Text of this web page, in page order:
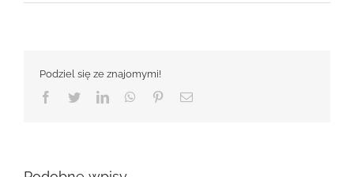
Podziel się ze znajomymi!
Facebook
TwitterLinkedInWhatsApp
PinterestEmail